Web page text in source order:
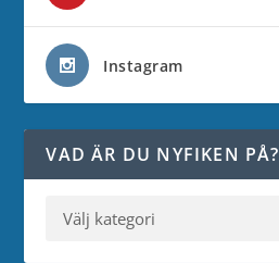
Instagram
VAD ÄR DU NYFIKEN PÅ?